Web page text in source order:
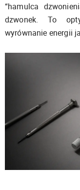
“hamulca
dzwonek. To
wyrównanie energii